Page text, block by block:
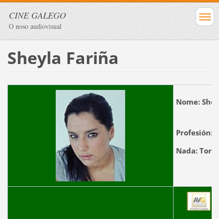
CINE GALEGO
O noso audiovisual
Sheyla Fariña
Nome:
Profesión:
Nada: